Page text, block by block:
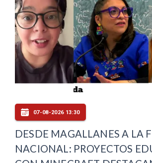
07-08-2026 13:30
DESDE MAGALLANES A LA
NACIONAL: PROYECTOS